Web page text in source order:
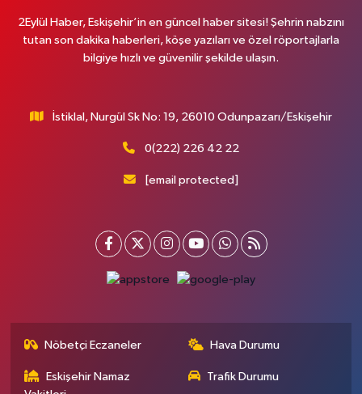
2Eylül Haber, Eskişehir’in en güncel haber sitesi! Şehrin nabzını
tutan son dakika haberleri, köşe yazıları ve özel röportajlarla
bilgiye hızlı ve güvenilir şekilde ulaşın.
İstiklal, Nurgül Sk No: 19, 26010 Odunpazarı/Eskişehir
0(222) 226 42 22
[email protected]
Nöbetçi Eczaneler Hava Durumu
Eskişehir Namaz
Trafik Durumu